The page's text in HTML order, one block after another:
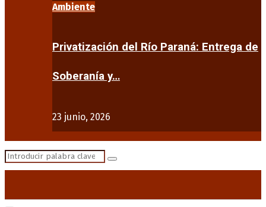
Ambiente
Privatización del Río Paraná: Entrega de
Soberanía y…
23 junio, 2026
Search
Search